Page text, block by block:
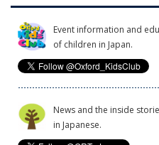
Event information and
of children in Japan.
News and the inside
in Japanese.